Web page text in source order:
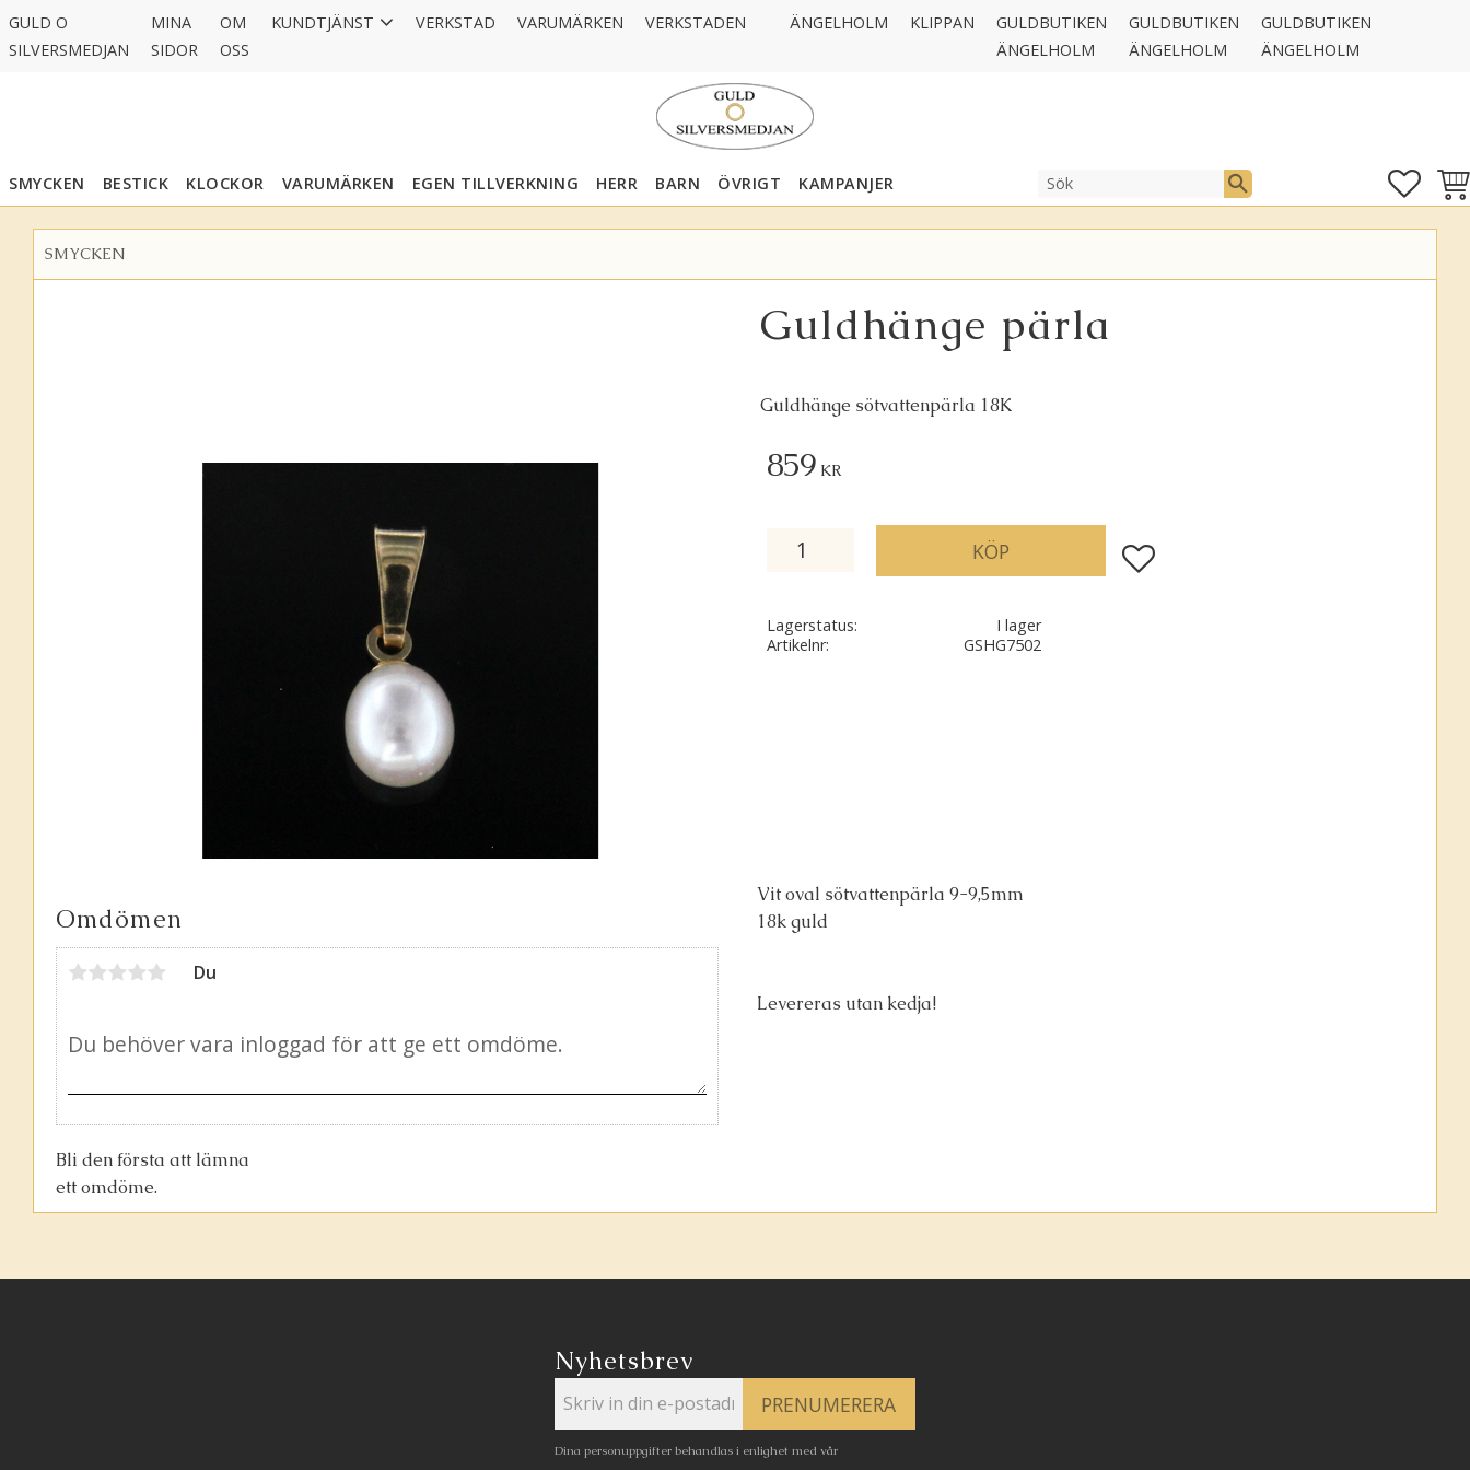
GULD O
SILVERSMEDJAN
MINA
SIDOR
OM
OSS
KUNDTJÄNST VERKSTAD VARUMÄRKEN VERKSTADEN ÄNGELHOLM KLIPPAN
GULDBUTIKEN
ÄNGELHOLM
GULDBUTIKEN
ÄNGELHOLM
GULDBUTIKEN
ÄNGELHOLM
SMYCKEN BESTICK KLOCKOR VARUMÄRKEN EGEN TILLVERKNING HERR BARN ÖVRIGT KAMPANJER
SMYCKEN
Guldhänge pärla
Guldhänge sötvattenpärla 18K
859KR
KÖP Lägg till i favoriter
Lagerstatus
I lager
Artikelnr
GSHG7502
Vit oval sötvattenpärla 9-9,5mm
18k guld
Levereras utan kedja!
Omdömen
Du
Bli den första att lämna
ett omdöme.
Nyhetsbrev
PRENUMERERA
Dina personuppgifter behandlas i enlighet med vår